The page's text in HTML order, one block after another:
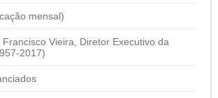
mensal)
Vieira, Diretor Executivo da
2017)